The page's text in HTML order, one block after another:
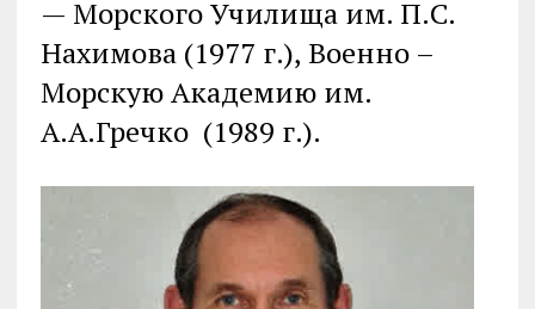
— Морского Училища им. П.С.
Нахимова (1977 г.), Военно –
Морскую Академию им.
А.А.Гречко (1989 г.).